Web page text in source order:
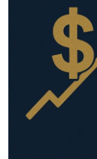
Crédito
Newsletter